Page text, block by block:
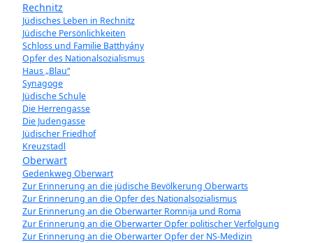
Rechnitz
Jüdisches Leben in Rechnitz
Jüdische Persönlichkeiten
Schloss und Familie Batthyány
Opfer des Nationalsozialismus
Haus „Blau“
Synagoge
Jüdische Schule
Die Herrengasse
Die Judengasse
Jüdischer Friedhof
Kreuzstadl
Oberwart
Gedenkweg Oberwart
Zur Erinnerung an die jüdische Bevölkerung Oberwarts
Zur Erinnerung an die Opfer des Nationalsozialismus
Zur Erinnerung an die Oberwarter Romnija und Roma
Zur Erinnerung an die Oberwarter Opfer politischer Verfolgung
Zur Erinnerung an die Oberwarter Opfer der NS-Medizin